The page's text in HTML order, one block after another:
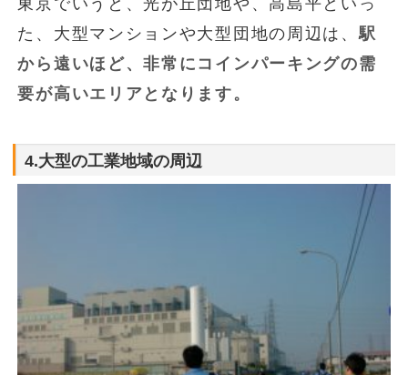
東京でいうと、光が丘団地や、高島平といっ
た、大型マンションや大型団地の周辺は、駅
から遠いほど、非常にコインパーキングの需
要が高いエリアとなります。
4.大型の工業地域の周辺